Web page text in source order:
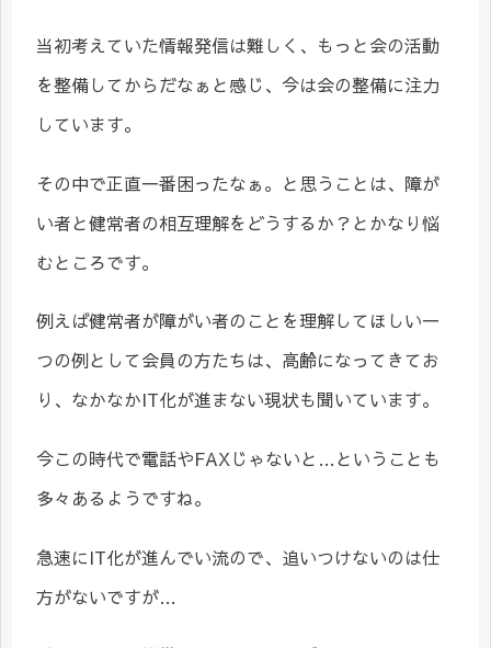
当初考えていた情報発信は難しく、もっと会の活動
を整備してからだなぁと感じ、今は会の整備に注力
しています。
その中で正直一番困ったなぁ。と思うことは、障が
い者と健常者の相互理解をどうするか？とかなり悩
むところです。
例えば健常者が障がい者のことを理解してほしい一
つの例として会員の方たちは、高齢になってきてお
り、なかなかIT化が進まない現状も聞いています。
今この時代で電話やFAXじゃないと…ということも
多々あるようですね。
急速にIT化が進んでい流ので、追いつけないのは仕
方がないですが…